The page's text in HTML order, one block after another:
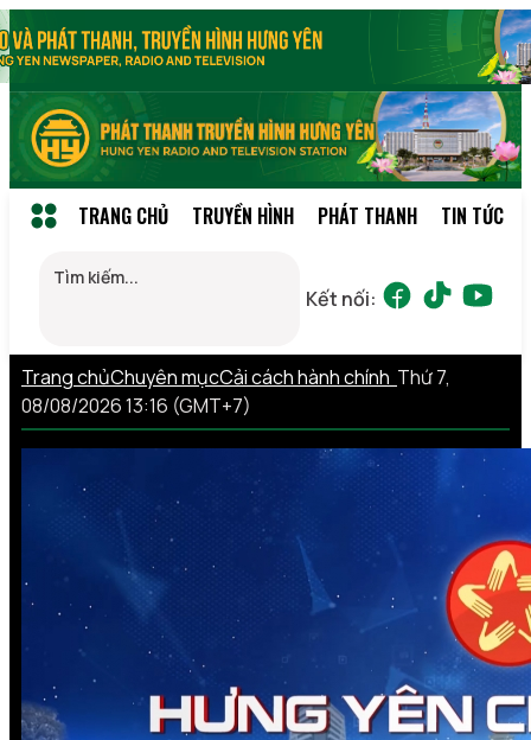
TRANG CHỦ TRUYỀN HÌNH PHÁT THANH TIN TỨC
Kết nối:
Trang chủChuyên mụcCải cách hành chính Thứ 7,
08/08/2026 13:16 (GMT+7)